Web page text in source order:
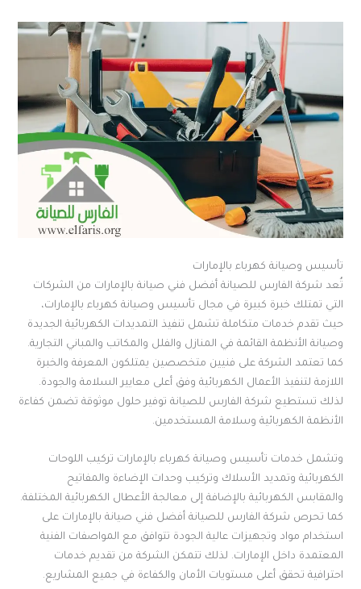
تأسيس وصيانة كهرباء بالإمارات
تُعد شركة الفارس للصيانة أفضل فني صيانة بالإمارات من الشركات
التي تمتلك خبرة كبيرة في مجال تأسيس وصيانة كهرباء بالإمارات،
حيث تقدم خدمات متكاملة تشمل تنفيذ التمديدات الكهربائية الجديدة
وصيانة الأنظمة القائمة في المنازل والفلل والمكاتب والمباني التجارية.
كما تعتمد الشركة على فنيين متخصصين يمتلكون المعرفة والخبرة
اللازمة لتنفيذ الأعمال الكهربائية وفق أعلى معايير السلامة والجودة.
لذلك تستطيع شركة الفارس للصيانة توفير حلول موثوقة تضمن كفاءة
الأنظمة الكهربائية وسلامة المستخدمين.
وتشمل خدمات تأسيس وصيانة كهرباء بالإمارات تركيب اللوحات
الكهربائية وتمديد الأسلاك وتركيب وحدات الإضاءة والمفاتيح
والمقابس الكهربائية بالإضافة إلى معالجة الأعطال الكهربائية المختلفة.
كما تحرص شركة الفارس للصيانة أفضل فني صيانة بالإمارات على
استخدام مواد وتجهيزات عالية الجودة تتوافق مع المواصفات الفنية
المعتمدة داخل الإمارات. لذلك تتمكن الشركة من تقديم خدمات
احترافية تحقق أعلى مستويات الأمان والكفاءة في جميع المشاريع.